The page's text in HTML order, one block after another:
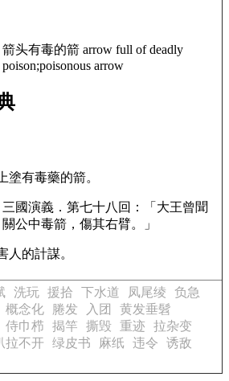
箭头有毒的箭 arrow full of deadly
poison;poisonous arrow
塗有毒藥的箭。
三國演義．第七十八回：「大王曾聞
關公中毒箭，傷其右臂。」
人的計謀。
洗玩 援拾 下水道 凤尾绫
负急
概念化 腃发 入团
黄发垂髫
侍巾栉 揭竿 撕毁 重迹
拉杂变
拉不开 绿皮书 麻纸 违令
诱敌